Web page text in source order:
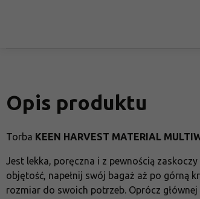
Opis produktu
Torba KEEN HARVEST MATERIAL
Jest lekka, poręczna i z pewnością
objętość, napełnij swój bagaż aż po górną
rozmiar do swoich potrzeb. Oprócz